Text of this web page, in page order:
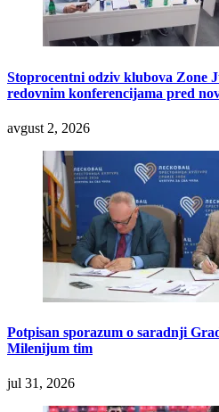
Stoprocentni odziv klubova Zone
redovnim konferencijama pred
avgust 2, 2026
Potpisan sporazum o saradnji
Milenijum tim
jul 31, 2026